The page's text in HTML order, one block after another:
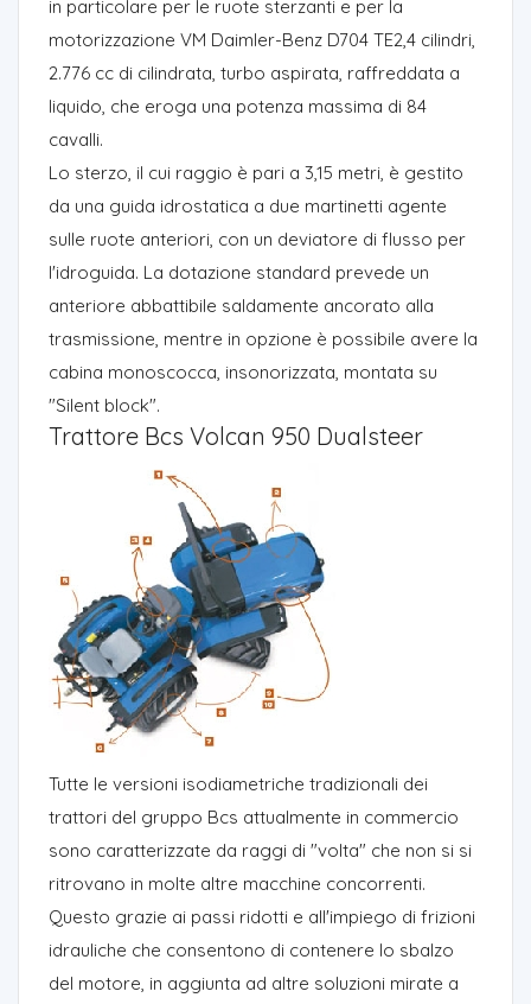
in particolare per le ruote sterzanti e per la
motorizzazione VM Daimler-Benz D704 TE2,4 cilindri,
2.776 cc di cilindrata, turbo aspirata, raffreddata a
liquido, che eroga una potenza massima di 84
cavalli.
Lo sterzo, il cui raggio è pari a 3,15 metri, è gestito
da una guida idrostatica a due martinetti agente
sulle ruote anteriori, con un deviatore di flusso per
l'idroguida. La dotazione standard prevede un
anteriore abbattibile saldamente ancorato alla
trasmissione, mentre in opzione è possibile avere la
cabina monoscocca, insonorizzata, montata su
"Silent block".
Trattore Bcs Volcan 950 Dualsteer
Tutte le versioni isodiametriche tradizionali dei
trattori del gruppo Bcs attualmente in commercio
sono caratterizzate da raggi di "volta" che non si si
ritrovano in molte altre macchine concorrenti.
Questo grazie ai passi ridotti e all'impiego di frizioni
idrauliche che consentono di contenere lo sbalzo
del motore, in aggiunta ad altre soluzioni mirate a